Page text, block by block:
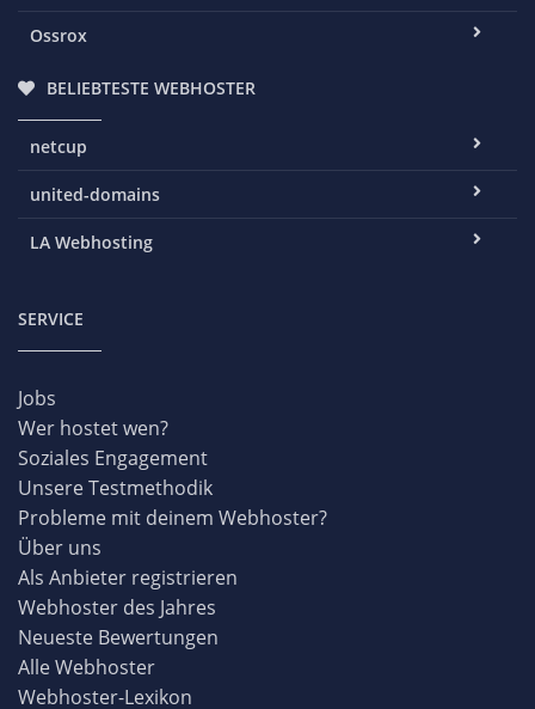
Ossrox
BELIEBTESTE WEBHOSTER
netcup
united-domains
LA Webhosting
SERVICE
Jobs
Wer hostet wen?
Soziales Engagement
Unsere Testmethodik
Probleme mit deinem Webhoster?
Über uns
Als Anbieter registrieren
Webhoster des Jahres
Neueste Bewertungen
Alle Webhoster
Webhoster-Lexikon